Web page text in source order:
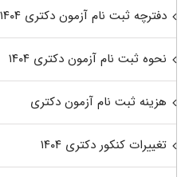
دفترچه ثبت نام آزمون دکتری ۱۴۰۴
نحوه ثبت نام آزمون دکتری ۱۴۰۴
هزینه ثبت نام آزمون دکتری
تغییرات کنکور دکتری ۱۴۰۴